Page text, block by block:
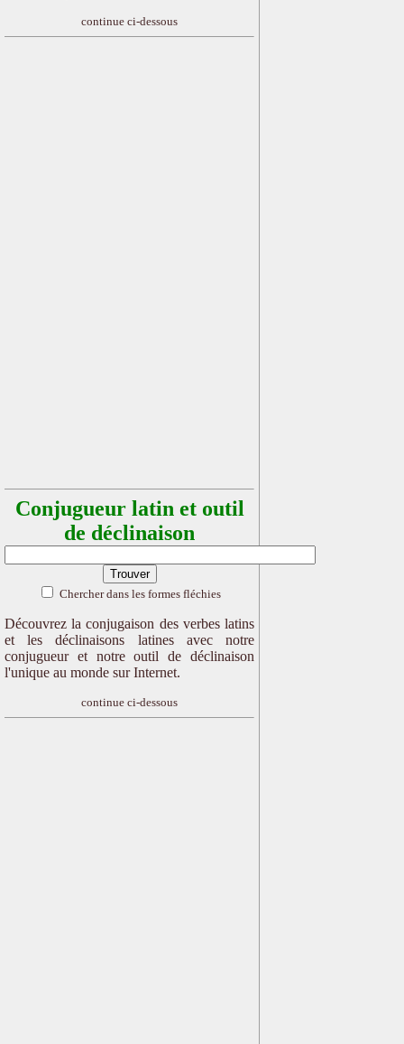
continue ci-dessous
Conjugueur latin et outil
de déclinaison
Chercher dans les formes fléchies
Découvrez la conjugaison des verbes latins
et les déclinaisons latines avec notre
conjugueur et notre outil de déclinaison
l'unique au monde sur Internet.
continue ci-dessous